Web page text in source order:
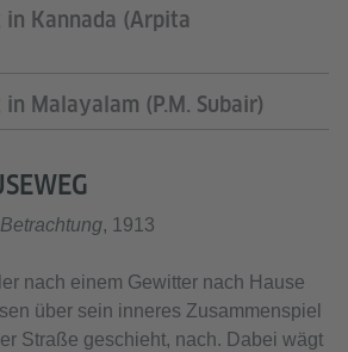
in Kannada (Arpita
Malayalam (P.M. Subair)
Betrachtung, 1913
nach einem Gewitter nach Hause
über sein inneres Zusammenspiel
Straße geschieht, nach. Dabei wägt